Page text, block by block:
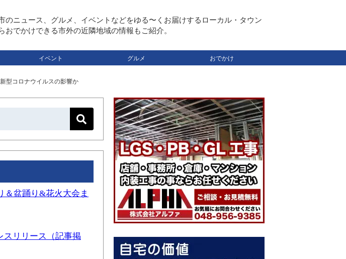
のニュース、グルメ、イベントなどをゆる〜くお届けするローカル・タウン
おでかけできる市外の近隣地域の情報もご紹介。
イベント グルメ おでかけ
型コロナウイルスの影響か
＆盆踊り&花火大会ま
スリリース（記事掲